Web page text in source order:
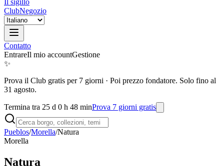
Il sigillo
ClubNegozio
Contatto
EntrareIl mio accountGestione
✨
Prova il Club gratis per 7 giorni · Poi prezzo fondatore. Solo fino al
31 agosto.
Termina tra 25 d 0 h 48 minProva 7 giorni gratis
Pueblos/Morella/Natura
Morella
Natura